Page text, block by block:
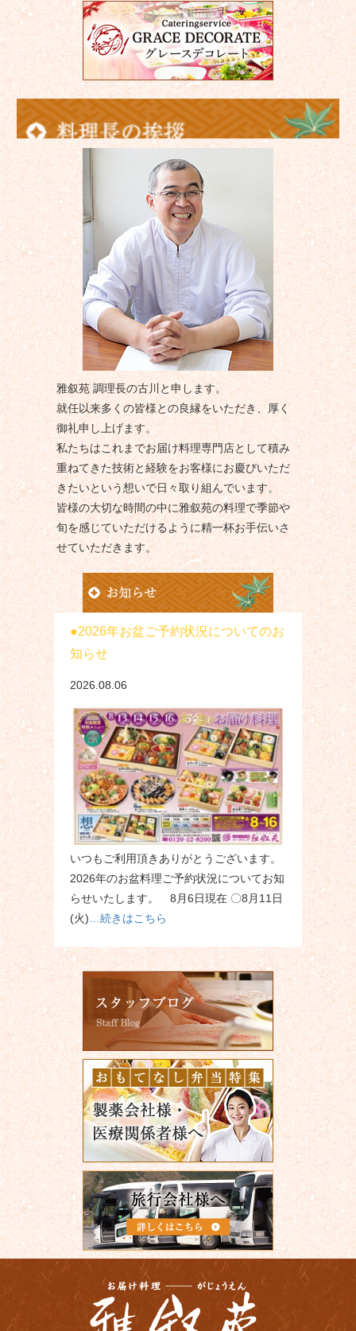
雅叙苑 調理長の古川と申します。
就任以来多くの皆様との良縁をいただき、厚く
御礼申し上げます。
私たちはこれまでお届け料理専門店として積み
重ねてきた技術と経験をお客様にお慶びいただ
きたいという想いで日々取り組んでいます。
皆様の大切な時間の中に雅叙苑の料理で季節や
旬を感じていただけるように精一杯お手伝いさ
せていただきます。
2026年お盆ご予約状況についてのお
知らせ
2026.08.06
いつもご利用頂きありがとうございます。
2026年のお盆料理ご予約状況についてお知
らせいたします。 8月6日現在 〇8月11日
(火)…続きはこちら